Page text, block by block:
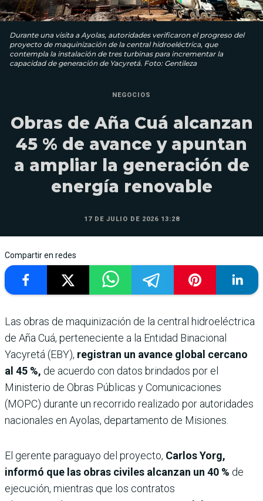
Durante una visita a Ayolas, autoridades verificaron el progreso del
proyecto de maquinización de la central hidroeléctrica, que
contempla la instalación de tres turbinas para incrementar la
capacidad de generación de Yacyretá. Foto: Gentileza
NEGOCIOS
Obras de Aña Cuá alcanzan
45 % de avance y apuntan
a ampliar la generación de
energía renovable
17 DE JULIO DE 2026 13:28
Compartir en redes
Las obras de maquinización de la central hidroeléctrica
de Aña Cuá, perteneciente a la Entidad Binacional
Yacyretá (EBY), registran un avance global cercano
al 45 %, de acuerdo con datos brindados por el
Ministerio de Obras Públicas y Comunicaciones
(MOPC) durante un recorrido realizado por autoridades
nacionales en Ayolas, departamento de Misiones.
El gerente paraguayo del proyecto, Carlos Yorg,
informó que las obras civiles alcanzan un 40 % de
ejecución, mientras que los contratos